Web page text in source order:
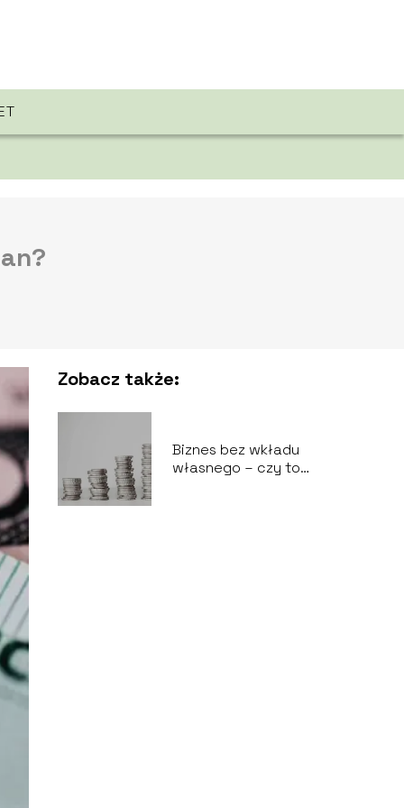
Zobacz także:
Biznes bez wkładu
własnego – czy to